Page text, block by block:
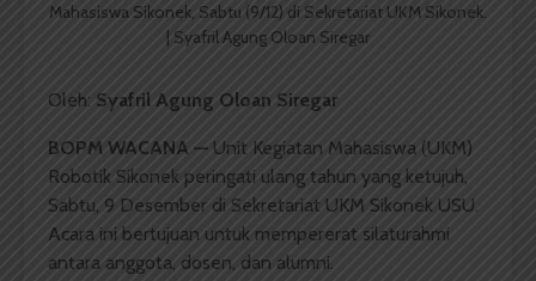
Mahasiswa Sikonek, Sabtu (9/12) di Sekretariat UKM Sikonek.
| Syafril Agung Oloan Siregar
Oleh: Syafril Agung Oloan Siregar
BOPM WACANA — Unit Kegiatan Mahasiswa (UKM)
Robotik Sikonek peringati ulang tahun yang ketujuh,
Sabtu, 9 Desember di Sekretariat UKM Sikonek USU.
Acara ini bertujuan untuk mempererat silaturahmi
antara anggota, dosen, dan alumni.